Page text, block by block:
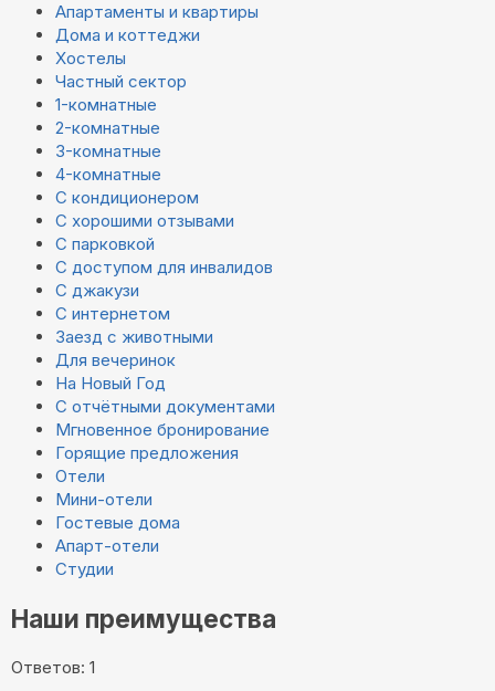
Апартаменты и квартиры
Дома и коттеджи
Хостелы
Частный сектор
1-комнатные
2-комнатные
3-комнатные
4-комнатные
С кондиционером
С хорошими отзывами
С парковкой
С доступом для инвалидов
С джакузи
С интернетом
Заезд с животными
Для вечеринок
На Новый Год
С отчётными документами
Мгновенное бронирование
Горящие предложения
Отели
Мини-отели
Гостевые дома
Апарт-отели
Студии
Наши преимущества
Ответов: 1